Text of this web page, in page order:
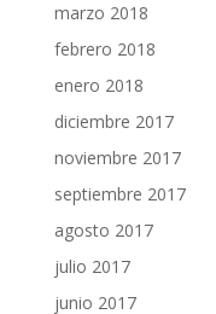
marzo 2018
febrero 2018
enero 2018
diciembre 2017
noviembre 2017
septiembre 2017
agosto 2017
julio 2017
junio 2017